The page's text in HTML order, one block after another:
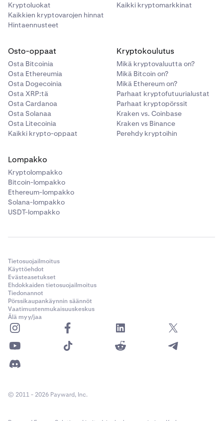
Kryptoluokat
Kaikkien kryptovarojen hinnat
Hintaennusteet
Kaikki kryptomarkkinat
Osto-oppaat
Osta Bitcoinia
Osta Ethereumia
Osta Dogecoinia
Osta XRP:tä
Osta Cardanoa
Osta Solanaa
Osta Litecoinia
Kaikki krypto-oppaat
Kryptokoulutus
Mikä kryptovaluutta on?
Mikä Bitcoin on?
Mikä Ethereum on?
Parhaat kryptofutuurialustat
Parhaat kryptopörssit
Kraken vs. Coinbase
Kraken vs Binance
Perehdy kryptoihin
Lompakko
Kryptolompakko
Bitcoin-lompakko
Ethereum-lompakko
Solana-lompakko
USDT-lompakko
Tietosuojailmoitus
Käyttöehdot
Evästeasetukset
Ehdokkaiden tietosuojailmoitus
Tiedonannot
Pörssikaupankäynnin säännöt
Vaatimustenmukaisuuskeskus
Älä myy/jaa
© 2011 - 2026 Payward, Inc.